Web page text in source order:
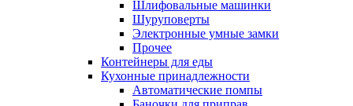
Шлифовальные машинки
Шуруповерты
Электронные умные замки
Прочее
Контейнеры для еды
Кухонные принадлежности
Автоматические помпы